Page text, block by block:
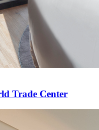
Trade Center